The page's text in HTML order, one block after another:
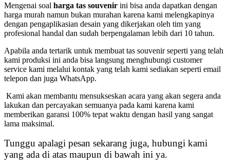
Mengenai soal harga tas souvenir ini bisa anda dapatkan dengan
harga murah namun bukan murahan karena kami melengkapinya
dengan pengaplikasian desain yang dikerjakan oleh tim yang
profesional handal dan sudah berpengalaman lebih dari 10 tahun.
Apabila anda tertarik untuk membuat tas souvenir seperti yang telah
kami produksi ini anda bisa langsung menghubungi customer
service kami melalui kontak yang telah kami sediakan seperti email
telepon dan juga WhatsApp.
Kami akan membantu mensukseskan acara yang akan segera anda
lakukan dan percayakan semuanya pada kami karena kami
memberikan garansi 100% tepat waktu dengan hasil yang sangat
lama maksimal.
Tunggu apalagi pesan sekarang juga, hubungi kami
yang ada di atas maupun di bawah ini ya.